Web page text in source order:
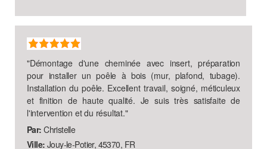
"Démontage d'une cheminée avec insert, préparation
pour installer un poêle à bois (mur, plafond, tubage).
Installation du poêle. Excellent travail, soigné, méticuleux
et finition de haute qualité. Je suis très satisfaite de
l'intervention et du résultat."
Par: Christelle
Ville: Jouy-le-Potier, 45370, FR